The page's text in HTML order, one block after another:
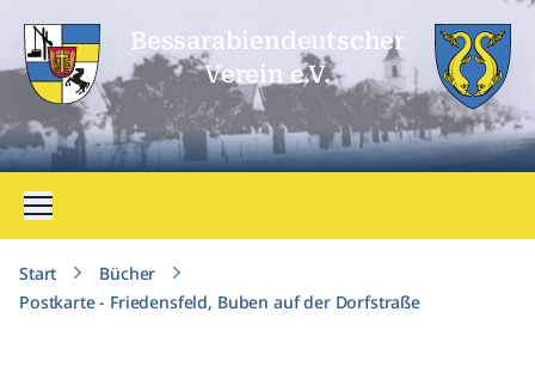
Bessarabien­deutscher
Verein e.V.
Menü öffnen
Start
Bücher
Postkarte - Friedensfeld, Buben auf der Dorfstraße